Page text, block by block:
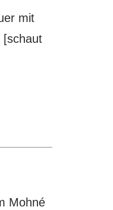
mit
[schaut
Mohné